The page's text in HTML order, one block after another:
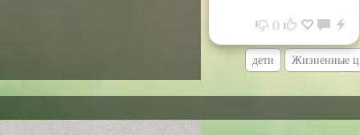
0
дети Жизненные